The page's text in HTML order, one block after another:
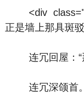
<div
正是墙上那具斑驳
连冗回屋：“那
连冗深颌首。